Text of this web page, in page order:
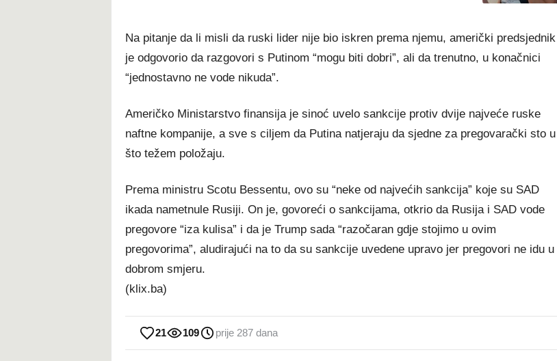
Na pitanje da li misli da ruski lider nije bio iskren prema njemu, američki predsjednik
je odgovorio da razgovori s Putinom “mogu biti dobri”, ali da trenutno, u konačnici
“jednostavno ne vode nikuda”.
Američko Ministarstvo finansija je sinoć uvelo sankcije protiv dvije najveće ruske
naftne kompanije, a sve s ciljem da Putina natjeraju da sjedne za pregovarački sto u
što težem položaju.
Prema ministru Scotu Bessentu, ovo su “neke od najvećih sankcija” koje su SAD
ikada nametnule Rusiji. On je, govoreći o sankcijama, otkrio da Rusija i SAD vode
pregovore “iza kulisa” i da je Trump sada “razočaran gdje stojimo u ovim
pregovorima”, aludirajući na to da su sankcije uvedene upravo jer pregovori ne idu u
dobrom smjeru.
(klix.ba)
21 109 prije 287 dana